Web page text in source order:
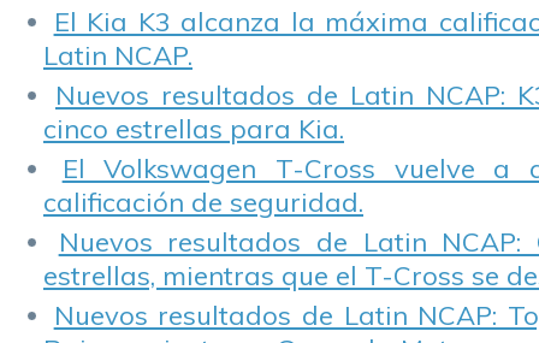
El Kia K3 alcanza la máxima
Latin NCAP.
Nuevos resultados de Latin NCAP:
cinco estrellas para Kia.
El Volkswagen T-Cross vuelve a
calificación de seguridad.
Nuevos resultados de Latin NCAP:
estrellas, mientras que el T-Cross se
Nuevos resultados de Latin NCAP: